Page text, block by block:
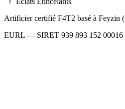
Artificier certifié F4T2 basé à Feyzin
EURL — SIRET 939 893 152 00016